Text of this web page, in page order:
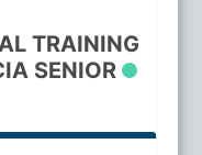
TRAINING
SENIOR